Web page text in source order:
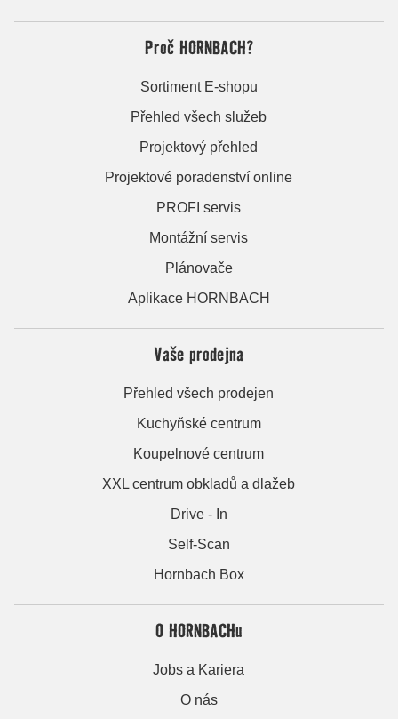
Proč HORNBACH?
Sortiment E-shopu
Přehled všech služeb
Projektový přehled
Projektové poradenství online
PROFI servis
Montážní servis
Plánovače
Aplikace HORNBACH
Vaše prodejna
Přehled všech prodejen
Kuchyňské centrum
Koupelnové centrum
XXL centrum obkladů a dlažeb
Drive - In
Self-Scan
Hornbach Box
O HORNBACHu
Jobs a Kariera
O nás